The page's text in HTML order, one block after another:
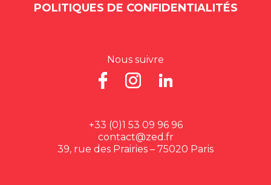
POLITIQUES DE CONFIDENTIALITÉS
Nous suivre
+33 (0)1 53 09 96 96
contact@zed.fr
39, rue des Prairies – 75020 Paris